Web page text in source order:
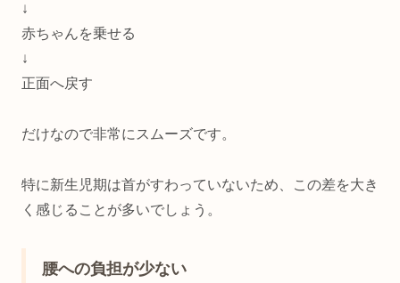
↓
赤ちゃんを乗せる
↓
正面へ戻す
だけなので非常にスムーズです。
特に新生児期は首がすわっていないため、この差を大き
く感じることが多いでしょう。
腰への負担が少ない